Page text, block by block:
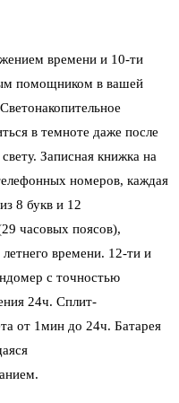
времени и 10-ти
помощником в вашей
Светонакопительное
в темноте даже после
Записная книжка на
номеров, каждая
8 букв и 12
часовых поясов),
времени. 12-ти и
с точностью
24ч. Сплит-
от 1мин до 24ч. Батарея